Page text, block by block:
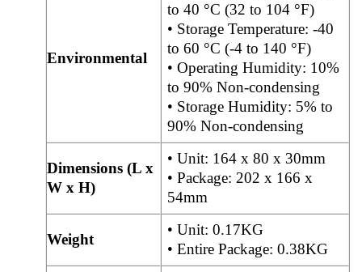
Environmental
to 40 °C (32 to 104 °F)
• Storage Temperature: -40
to 60 °C (-4 to 140 °F)
• Operating Humidity: 10%
to 90% Non-condensing
• Storage Humidity: 5% to
90% Non-condensing
Dimensions (L x
W x H)
• Unit: 164 x 80 x 30mm
• Package: 202 x 166 x
54mm
Weight
• Unit: 0.17KG
• Entire Package: 0.38KG